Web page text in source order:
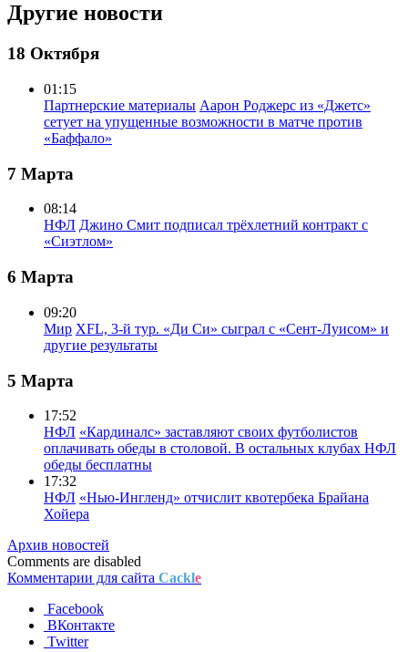
Другие новости
18 Октября
01:15
Партнерские материалы Аарон Роджерс из «Джетс»
сетует на упущенные возможности в матче против
«Баффало»
7 Марта
08:14
НФЛ Джино Смит подписал трёхлетний контракт с
«Сиэтлом»
6 Марта
09:20
Мир XFL, 3-й тур. «Ди Си» сыграл с «Сент-Луисом» и
другие результаты
5 Марта
17:52
НФЛ «Кардиналс» заставляют своих футболистов
оплачивать обеды в столовой. В остальных клубах НФЛ
обеды бесплатны
17:32
НФЛ «Нью-Ингленд» отчислит квотербека Брайана
Хойера
Архив новостей
Comments are disabled
Комментарии для сайта Cackle
Facebook
ВКонтакте
Twitter